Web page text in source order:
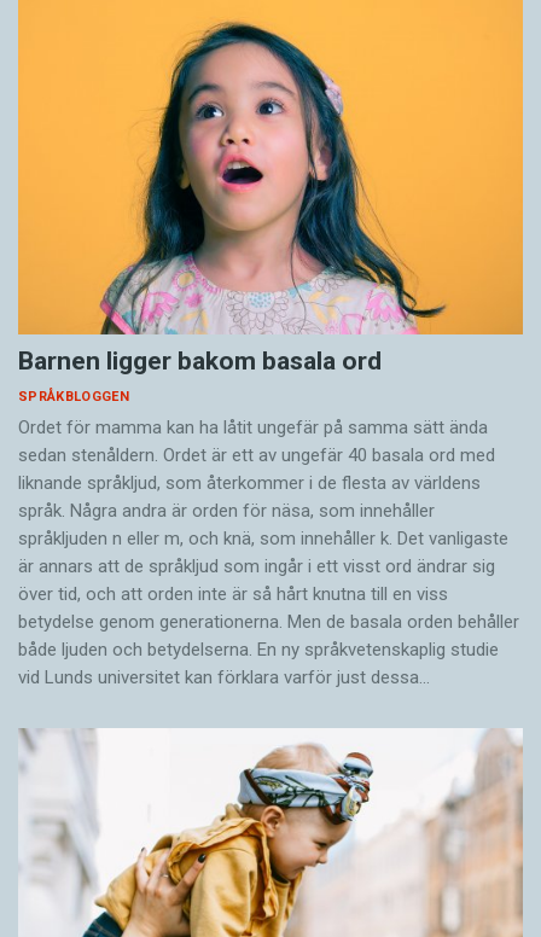
Barnen ligger bakom basala ord
SPRÅKBLOGGEN
Ordet för mamma kan ha låtit ungefär på samma sätt ända
sedan stenåldern. Ordet är ett av ungefär 40 basala ord med
liknande språkljud, som återkommer i de flesta av världens
språk. Några andra är orden för näsa, som innehåller
språkljuden n eller m, och knä, som innehåller k. Det vanligaste
är annars att de språkljud som ingår i ett visst ord ändrar sig
över tid, och att orden inte är så hårt knutna till en viss
betydelse genom generationerna. Men de basala orden behåller
både ljuden och betydelserna. En ny språkvetenskaplig studie
vid Lunds universitet kan förklara varför just dessa…